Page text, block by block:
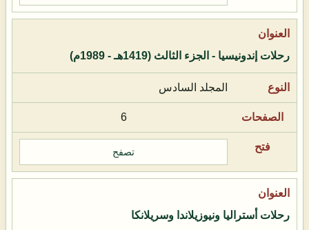
رحلات إندونيسيا - الجزء الثالث (1419هـ - 1989م)
المجلد السادس
6
تصفح
رحلات أستراليا ونيوزيلاندا وسريلانكا